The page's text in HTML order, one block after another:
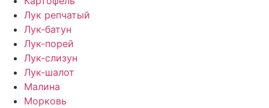
Лук репчатый
Лук-батун
Лук-порей
Лук-слизун
Лук-шалот
Малина
Морковь